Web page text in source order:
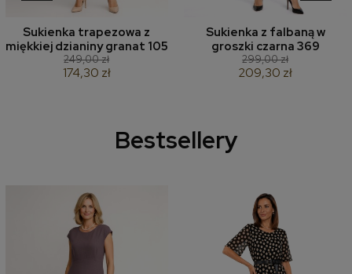
Sukienka trapezowa z
miękkiej dzianiny granat 105
249,00 zł
174,30 zł
Sukienka z falbaną w
groszki czarna 369
299,00 zł
209,30 zł
Bestsellery